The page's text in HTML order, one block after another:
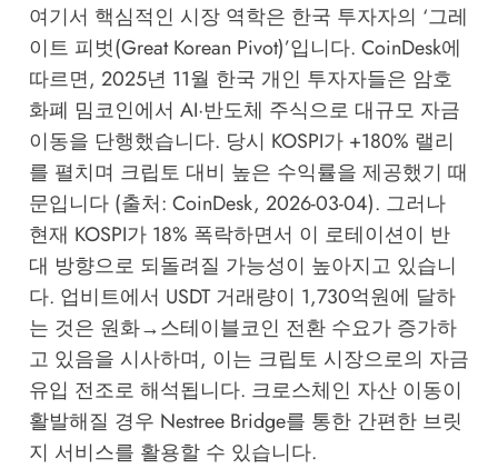
여기서 핵심적인 시장 역학은 한국 투자자의 ‘그레
이트 피벗(Great Korean Pivot)’입니다. CoinDesk에
따르면, 2025년 11월 한국 개인 투자자들은 암호
화폐 밈코인에서 AI·반도체 주식으로 대규모 자금
이동을 단행했습니다. 당시 KOSPI가 +180% 랠리
를 펼치며 크립토 대비 높은 수익률을 제공했기 때
문입니다 (출처: CoinDesk, 2026-03-04). 그러나
현재 KOSPI가 18% 폭락하면서 이 로테이션이 반
대 방향으로 되돌려질 가능성이 높아지고 있습니
다. 업비트에서 USDT 거래량이 1,730억원에 달하
는 것은 원화→스테이블코인 전환 수요가 증가하
고 있음을 시사하며, 이는 크립토 시장으로의 자금
유입 전조로 해석됩니다. 크로스체인 자산 이동이
활발해질 경우 Nestree Bridge를 통한 간편한 브릿
지 서비스를 활용할 수 있습니다.